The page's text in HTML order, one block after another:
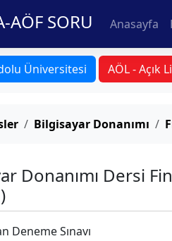
AÖF SORU Anasayfa
Üniversitesi AÖL - Açık
Bilgisayar Donanımı
Donanımı Dersi
Deneme Sınavı